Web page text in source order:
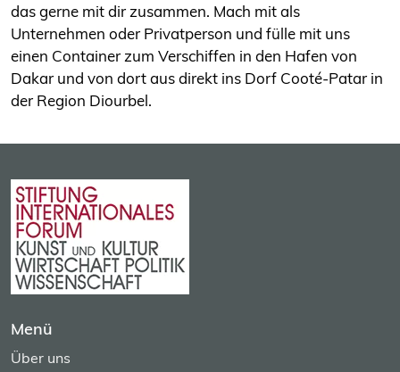
das gerne mit dir zusammen. Mach mit als
Unternehmen oder Privatperson und fülle mit uns
einen Container zum Verschiffen in den Hafen von
Dakar und von dort aus direkt ins Dorf Cooté-Patar in
der Region Diourbel.
Menü
Über uns